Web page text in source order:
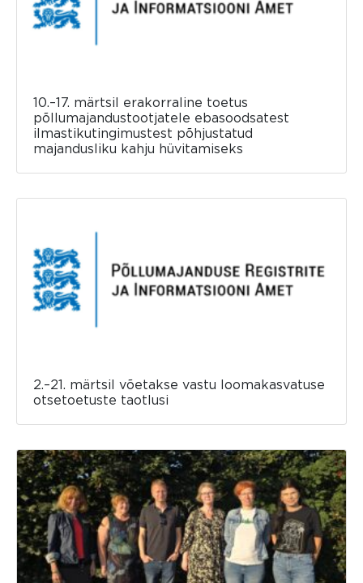
10.–17. märtsil erakorraline toetus
põllumajandustootjatele ebasoodsatest
ilmastikutingimustest põhjustatud
majandusliku kahju hüvitamiseks
2.–21. märtsil võetakse vastu loomakasvatuse
otsetoetuste taotlusi